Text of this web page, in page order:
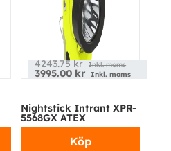
4243.75kr Inkl. moms
3995.00 kr Inkl. moms
Nightstick Intrant XPR-
5568GX ATEX
Köp